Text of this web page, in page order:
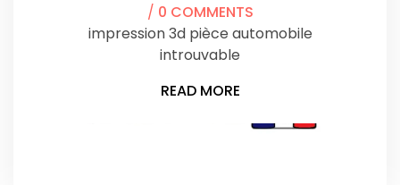
/ 0 COMMENTS
impression 3d pièce automobile
introuvable
READ MORE